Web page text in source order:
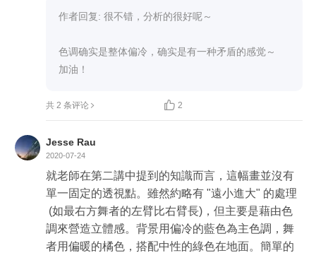
热的吧！
狂欢。
知道画面色调偏冷要怎么表达出来)明度偏暗，给了
画面上，我看着更像是单点透视法构图，不知道这
个理解到不到位，有没有还给老师😂😂😂
肌理挺细腻的，配合人物的动作，看起来整个画面
非常流畅。
作者回复: 很不错，分析的很好呢～
色调确实是整体偏冷，确实是有一种矛盾的感觉～
加油！
共 2 条评论  2
Jesse Rau
2020-07-24
就老師在第二講中提到的知識而言，這幅畫並沒有
單一固定的透視點。雖然約略有 "遠小進大" 的處理
(如最右方舞者的左臂比右臂長)，但主要是藉由色
調來營造立體感。背景用偏冷的藍色為主色調，舞
者用偏暖的橘色，搭配中性的綠色在地面。簡單的